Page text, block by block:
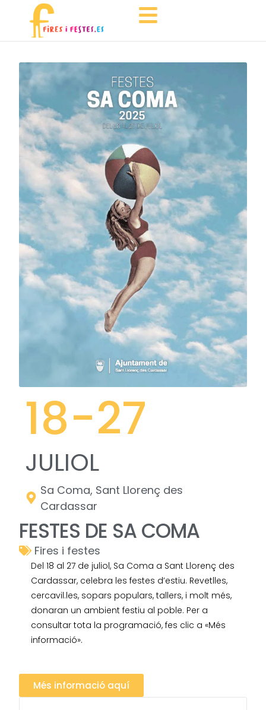
18-27
JULIOL
Sa Coma, Sant Llorenç des
Cardassar
FESTES DE SA COMA
Fires i festes
Del 18 al 27 de juliol, Sa Coma a Sant Llorenç des
Cardassar, celebra les festes d’estiu. Revetlles,
cercavil.les, sopars populars, tallers, i molt més,
donaran un ambient festiu al poble. Per a
consultar tota la programació, fes clic a «Més
informació».
Més informació aquí